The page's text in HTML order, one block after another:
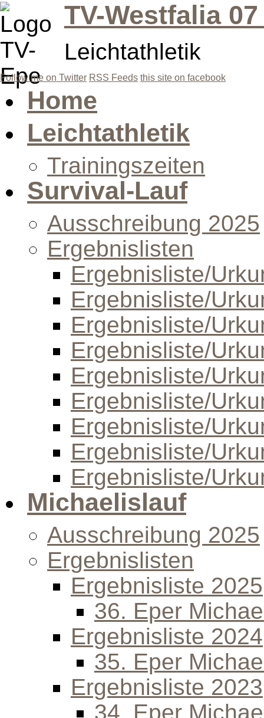
TV-Westfalia
Leichtathletik
Follow me on Twitter RSS Feeds this site on facebook
Home
Leichtathletik
Trainingszeiten
Survival-Lauf
Ausschreibung 2025
Ergebnislisten
Ergebnisliste/
Ergebnisliste/
Ergebnisliste/
Ergebnisliste/
Ergebnisliste/
Ergebnisliste/
Ergebnisliste/
Ergebnisliste/
Ergebnisliste/
Michaelislauf
Ausschreibung 2025
Ergebnislisten
Ergebnisliste 2025
36. Eper
Ergebnisliste 2024
35. Eper
Ergebnisliste 2023
34. Eper